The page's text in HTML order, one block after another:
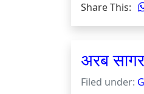
Share This:
अरब
Filed under: